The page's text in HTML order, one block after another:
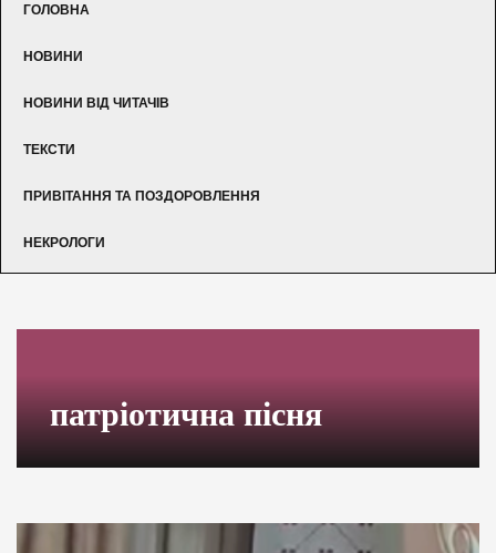
ГОЛОВНА
НОВИНИ
НОВИНИ ВІД ЧИТАЧІВ
ТЕКСТИ
ПРИВІТАННЯ ТА ПОЗДОРОВЛЕННЯ
НЕКРОЛОГИ
патріотична пісня